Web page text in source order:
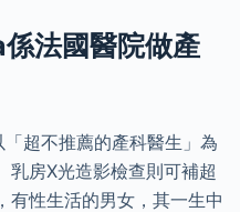
法國醫院做產
超不推薦的產科醫生」為
乳房X光造影檢查則可補超
有性生活的男女，其一生中